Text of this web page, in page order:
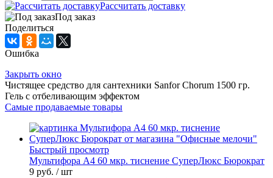
Рассчитать доставку
Под заказ
Поделиться
Ошибка
Закрыть окно
Чистящее средство для сантехники Sanfor Chorum 1500 гр.
Гель с отбеливающим эффектом
Самые продаваемые товары
Быстрый просмотр
Мультифора А4 60 мкр. тиснение СуперЛюкс Бюрократ
9 руб. / шт